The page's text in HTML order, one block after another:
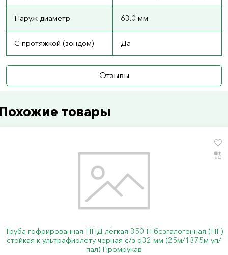
Наруж диаметр 63.0 мм
С протяжкой (зондом) Да
Отзывы
товары
Труба гофрированная ПНД лёгкая 350 Н безгалогенная (HF)
стойкая к ультрафиолету черная с/з d32 мм (25м/1375м уп/
пал) Промрукав